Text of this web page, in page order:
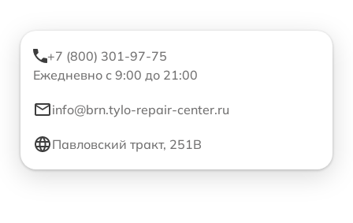
+7 (800) 301-97-75
Ежедневно с 9:00 до 21:00
info@brn.tylo-repair-center.ru
Павловский тракт, 251В